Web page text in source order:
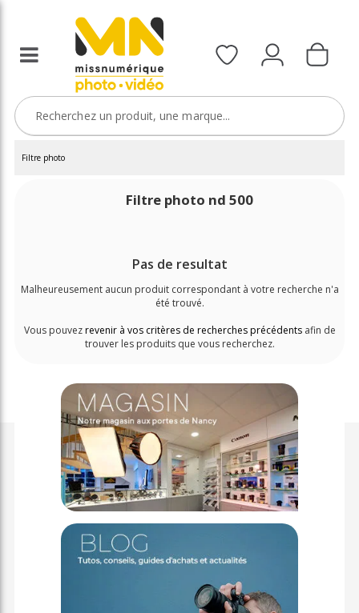
Filtre photo
Filtre photo nd 500
Pas de resultat
Malheureusement aucun produit correspondant à votre recherche n'a
été trouvé.
Vous pouvezrevenir à vos critères de recherches précédentsafin de
trouver les produits que vous recherchez.